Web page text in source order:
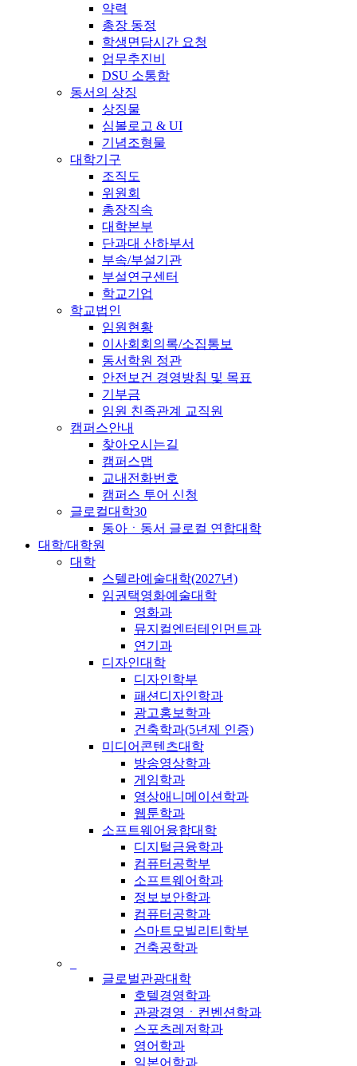
약력
총장 동정
학생면담시간 요청
업무추진비
DSU 소통함
동서의 상징
상징물
심볼로고 & UI
기념조형물
대학기구
조직도
위원회
총장직속
대학본부
단과대 산하부서
부속/부설기관
부설연구센터
학교기업
학교법인
임원현황
이사회회의록/소집통보
동서학원 정관
안전보건 경영방침 및 목표
기부금
임원 친족관계 교직원
캠퍼스안내
찾아오시는길
캠퍼스맵
교내전화번호
캠퍼스 투어 신청
글로컬대학30
동아ㆍ동서 글로컬 연합대학
대학/대학원
대학
스텔라예술대학(2027년)
임권택영화예술대학
영화과
뮤지컬엔터테인먼트과
연기과
디자인대학
디자인학부
패션디자인학과
광고홍보학과
건축학과(5년제 인증)
미디어콘텐츠대학
방송영상학과
게임학과
영상애니메이션학과
웹툰학과
소프트웨어융합대학
디지털금융학과
컴퓨터공학부
소프트웨어학과
정보보안학과
컴퓨터공학과
스마트모빌리티학부
건축공학과
글로벌관광대학
호텔경영학과
관광경영ㆍ컨벤션학과
스포츠레저학과
영어학과
일본어학과